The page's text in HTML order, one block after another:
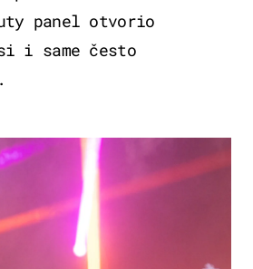
panel otvorio
i same često